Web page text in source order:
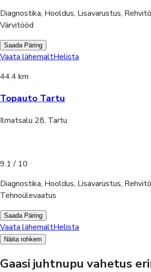
Diagnostika, Hooldus, Lisavarustus,
Värvitööd
Saada Päring
Vaata lähemaltHelista
44.4 km
Topauto Tartu
Ilmatsalu 28, Tartu
9.1 / 10
Diagnostika, Hooldus, Lisavarustus,
Tehnoülevaatus
Saada Päring
Vaata lähemaltHelista
Näita rohkem
Gaasi juhtnupu vahetus